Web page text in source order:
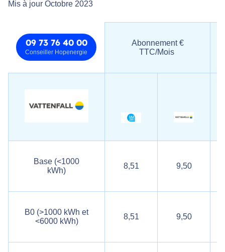
Mis à jour Octobre 2023
09 73 76 40 00
Conseiller Hopenergie
Abonnement €
TTC/Mois
Base (<1000
kWh)
8,51 9,50
B0 (>1000 kWh et
<6000 kWh)
8,51 9,50